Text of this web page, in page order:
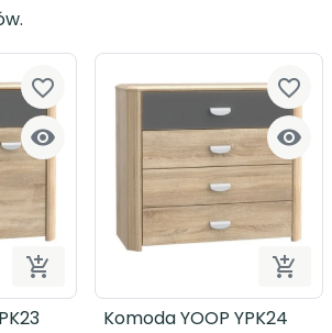


Dodaj do koszyka
favorite_border


favorite_border
Komoda YOOP YPK24